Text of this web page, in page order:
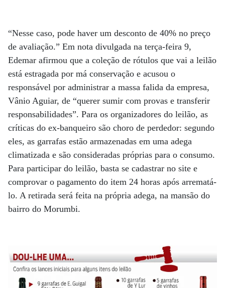
“Nesse caso, pode haver um desconto de 40% no preço
de avaliação.” Em nota divulgada na terça-feira 9,
Edemar afirmou que a coleção de rótulos que vai a leilão
está estragada por má conservação e acusou o
responsável por administrar a massa falida da empresa,
Vânio Aguiar, de “querer sumir com provas e transferir
responsabilidades”. Para os organizadores do leilão, as
críticas do ex-banqueiro são choro de perdedor: segundo
eles, as garrafas estão armazenadas em uma adega
climatizada e são consideradas próprias para o consumo.
Para participar do leilão, basta se cadastrar no site e
comprovar o pagamento do item 24 horas após arrematá-
lo. A retirada será feita na própria adega, na mansão do
bairro do Morumbi.